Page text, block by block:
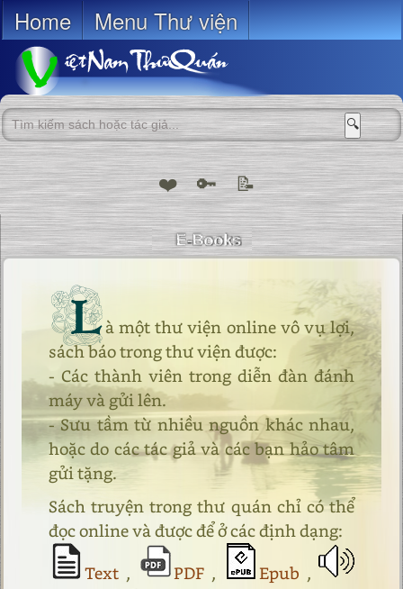
Home Menu Thư viện
🔍
❤️ 🔑 📝
Là một thư viện online vô vụ lợi,
sách báo trong thư viện được:
- Các thành viên trong diễn đàn đánh
máy và gửi lên.
- Sưu tầm từ nhiều nguồn khác nhau,
hoặc do các tác giả và các bạn hảo tâm
gửi tặng.
Sách truyện trong thư quán chỉ có thể
đọc online và được để ở các định dạng:
Text , PDF , Epub ,